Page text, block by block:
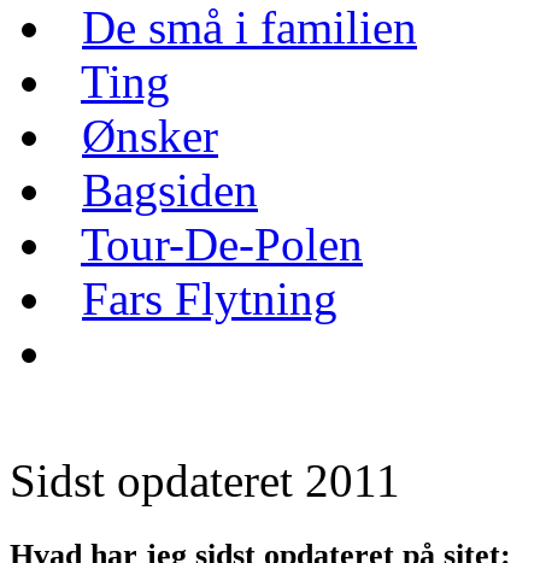
De små i familien
Ting
Ønsker
Bagsiden
Tour-De-Polen
Fars Flytning
Sidst opdateret 2011
Hvad har jeg sidst opdateret på sitet: